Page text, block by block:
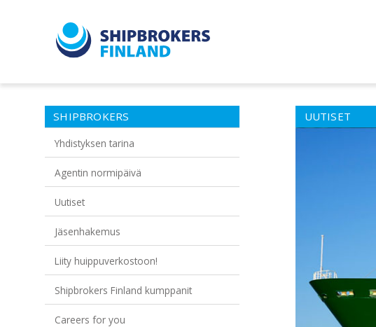
SHIPBROKERS
Yhdistyksen tarina
Agentin normipäivä
Uutiset
Jäsenhakemus
Liity huippuverkostoon!
Shipbrokers Finland kumppanit
Careers for you
UUTISET